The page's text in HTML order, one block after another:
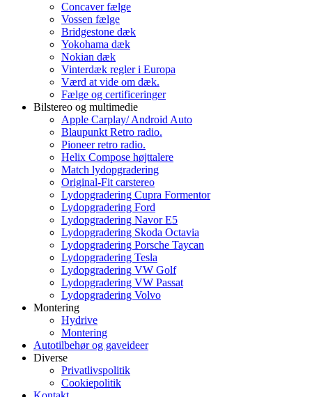
Concaver fælge
Vossen fælge
Bridgestone dæk
Yokohama dæk
Nokian dæk
Vinterdæk regler i Europa
Værd at vide om dæk.
Fælge og certificeringer
Bilstereo og multimedie
Apple Carplay/ Android Auto
Blaupunkt Retro radio.
Pioneer retro radio.
Helix Compose højttalere
Match lydopgradering
Original-Fit carstereo
Lydopgradering Cupra Formentor
Lydopgradering Ford
Lydopgradering Navor E5
Lydopgradering Skoda Octavia
Lydopgradering Porsche Taycan
Lydopgradering Tesla
Lydopgradering VW Golf
Lydopgradering VW Passat
Lydopgradering Volvo
Montering
Hydrive
Montering
Autotilbehør og gaveideer
Diverse
Privatlivspolitik
Cookiepolitik